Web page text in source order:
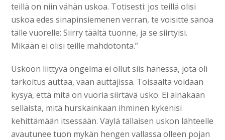
teillä on niin vähän uskoa. Totisesti: jos teillä olisi
uskoa edes sinapinsiemenen verran, te voisitte sanoa
tälle vuorelle: Siirry täältä tuonne, ja se siirtyisi.
Mikään ei olisi teille mahdotonta.”
Uskoon liittyvä ongelma ei ollut siis hänessä, jota oli
tarkoitus auttaa, vaan auttajissa. Toisaalta voidaan
kysyä, että mitä on vuoria siirtävä usko. Ei ainakaan
sellaista, mitä hurskainkaan ihminen kykenisi
kehittämään itsessään. Väylä tällaisen uskon lähteelle
avautunee tuon mykän hengen vallassa olleen pojan